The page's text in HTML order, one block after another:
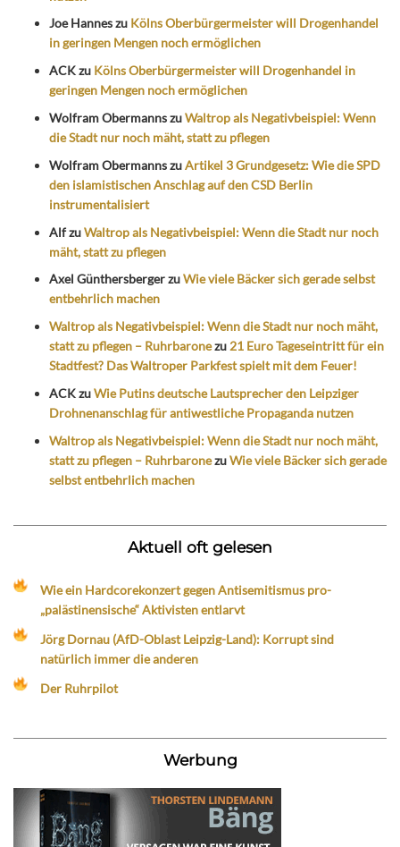
Joe Hanneszu Kölns Oberbürgermeister will Drogenhandel
in geringen Mengen noch ermöglichen
ACKzu Kölns Oberbürgermeister will Drogenhandel in
geringen Mengen noch ermöglichen
Wolfram ObermannszuWaltrop als Negativbeispiel: Wenn
die Stadt nur noch mäht, statt zu pflegen
Wolfram ObermannszuArtikel 3 Grundgesetz: Wie die SPD
den islamistischen Anschlag auf den CSD Berlin
instrumentalisiert
AlfzuWaltrop als Negativbeispiel: Wenn die Stadt nur noch
mäht, statt zu pflegen
Axel GünthersbergerzuWie viele Bäcker sich gerade selbst
entbehrlich machen
Waltrop als Negativbeispiel: Wenn die Stadt nur noch mäht,
statt zu pflegen – Ruhrbaronezu 21 Euro Tageseintritt für ein
Stadtfest? Das Waltroper Parkfest spielt mit dem Feuer!
ACKzuWie Putins deutsche Lautsprecher den Leipziger
Drohnenanschlag für antiwestliche Propaganda nutzen
Waltrop als Negativbeispiel: Wenn die Stadt nur noch mäht,
statt zu pflegen – RuhrbaronezuWie viele Bäcker sich gerade
selbst entbehrlich machen
Aktuell oft gelesen
Wie ein Hardcorekonzert gegen Antisemitismus pro-
„palästinensische“ Aktivisten entlarvt
Jörg Dornau (AfD-Oblast Leipzig-Land): Korrupt sind
natürlich immer die anderen
Der Ruhrpilot
Werbung